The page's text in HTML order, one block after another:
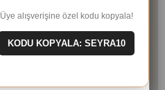
Üye alışverişine özel kodu kopyala!
KODU KOPYALA: SEYRA10